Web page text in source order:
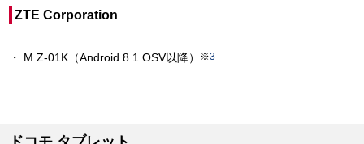
ZTE Corporation
M Z-01K（Android 8.1 OSV以降） ※3